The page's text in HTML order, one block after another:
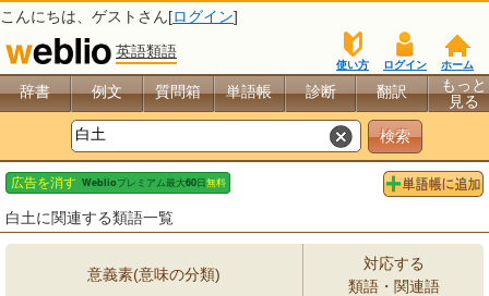
こんにちは、 ゲスト さん[ログイン]
英語類語
ホーム
ログイン
使い方
辞書 例文 質問箱 単語帳 診断 翻訳
もっと
見る
白土に関連する類語一覧
意義素(意味の分類)
対応する
類語・関連語